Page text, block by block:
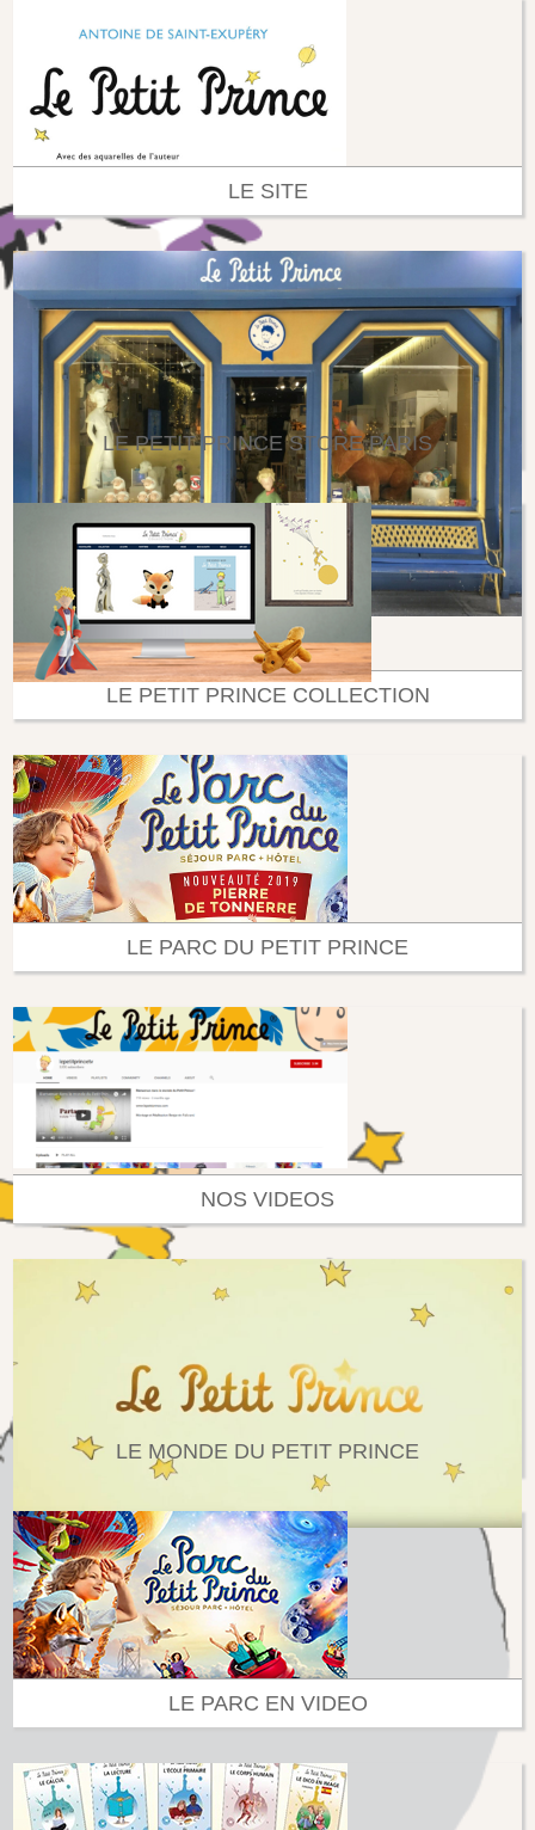
LE SITE
LE PETIT PRINCE STORE PARIS
LE PETIT PRINCE COLLECTION
LE PARC DU PETIT PRINCE
NOS VIDEOS
LE MONDE DU PETIT PRINCE
LE PARC EN VIDEO